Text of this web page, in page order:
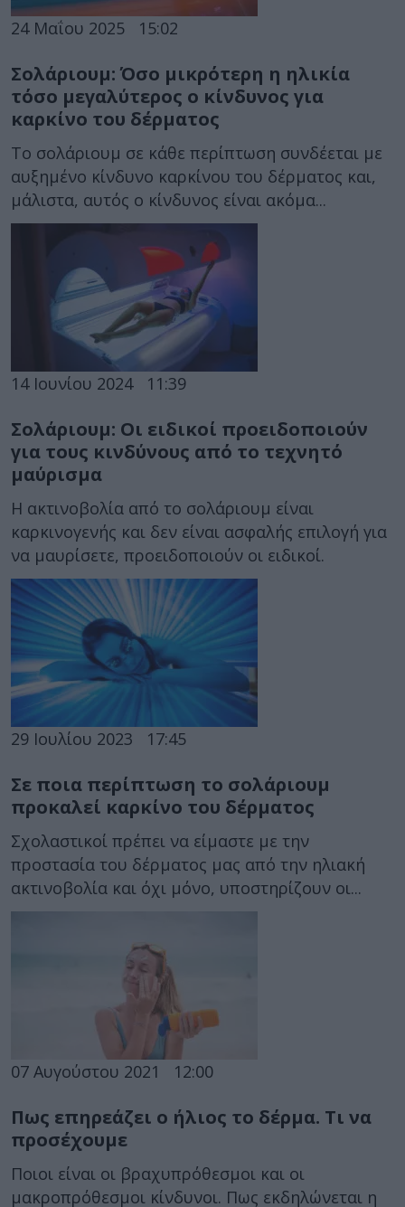
24 Μαΐου 2025 15:02
Σολάριουμ: Όσο μικρότερη η ηλικία
τόσο μεγαλύτερος ο κίνδυνος για
καρκίνο του δέρματος
Το σολάριουμ σε κάθε περίπτωση συνδέεται με
αυξημένο κίνδυνο καρκίνου του δέρματος και,
μάλιστα, αυτός ο κίνδυνος είναι ακόμα...
14 Ιουνίου 2024 11:39
Σολάριουμ: Οι ειδικοί προειδοποιούν
για τους κινδύνους από το τεχνητό
μαύρισμα
Η ακτινοβολία από το σολάριουμ είναι
καρκινογενής και δεν είναι ασφαλής επιλογή για
να μαυρίσετε, προειδοποιούν οι ειδικοί.
29 Ιουλίου 2023 17:45
Σε ποια περίπτωση το σολάριουμ
προκαλεί καρκίνο του δέρματος
Σχολαστικοί πρέπει να είμαστε με την
προστασία του δέρματος μας από την ηλιακή
ακτινοβολία και όχι μόνο, υποστηρίζουν οι...
07 Αυγούστου 2021 12:00
Πως επηρεάζει ο ήλιος το δέρμα. Τι να
προσέχουμε
Ποιοι είναι οι βραχυπρόθεσμοι και οι
μακροπρόθεσμοι κίνδυνοι. Πως εκδηλώνεται η